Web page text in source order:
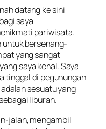
datang ke sini
saya
pariwisata.
untuk bersenang-
yang sangat
saya kenal. Saya
tinggal di pegunungan
sesuatu yang
liburan.
jalan, mengambil